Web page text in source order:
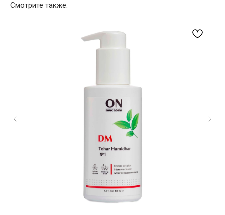
Смотрите также: